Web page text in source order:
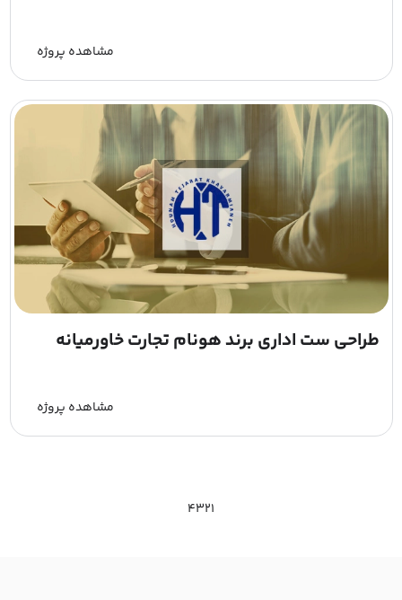
مشاهده پروژه
طراحی ست اداری برند هونام تجارت خاورمیانه
مشاهده پروژه
1
2
3
4